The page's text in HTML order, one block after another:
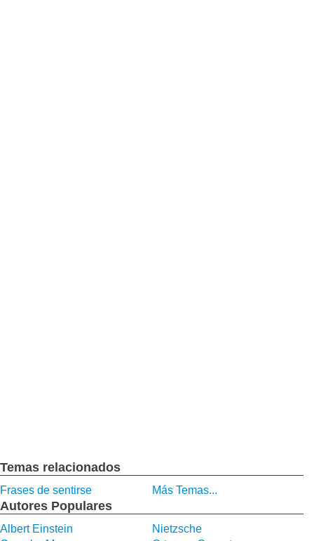
Temas relacionados
Frases de sentirse Más Temas...
Autores Populares
Albert Einstein
Nietzsche